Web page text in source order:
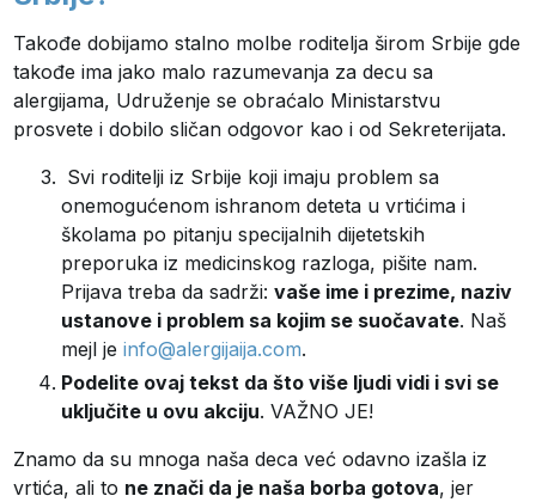
Takođe dobijamo stalno molbe roditelja širom Srbije gde
takođe ima jako malo razumevanja za decu sa
alergijama, Udruženje se obraćalo Ministarstvu
prosvete i dobilo sličan odgovor kao i od Sekreterijata.
Svi roditelji iz Srbije koji imaju problem sa
onemogućenom ishranom deteta u vrtićima i
školama po pitanju specijalnih dijetetskih
preporuka iz medicinskog razloga, pišite nam.
Prijava treba da sadrži:vaše ime i prezime, naziv
ustanove i problem sa kojim se suočavate. Naš
mejl jeinfo@alergijaija.com.
Podelite ovaj tekst da što više ljudi vidi i svi se
uključite u ovu akciju. VAŽNO JE!
Znamo da su mnoga naša deca već odavno izašla iz
vrtića, ali to ne znači da je naša borba gotova, jer